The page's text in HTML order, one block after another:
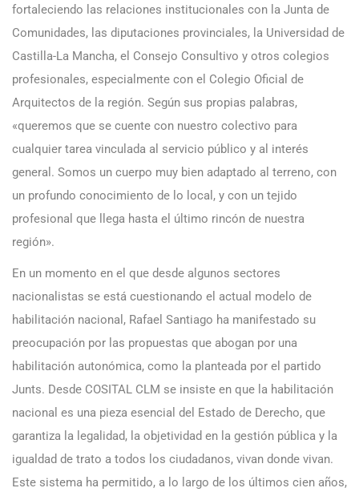
fortaleciendo las relaciones institucionales con la Junta de
Comunidades, las diputaciones provinciales, la Universidad de
Castilla-La Mancha, el Consejo Consultivo y otros colegios
profesionales, especialmente con el Colegio Oficial de
Arquitectos de la región. Según sus propias palabras,
«queremos que se cuente con nuestro colectivo para
cualquier tarea vinculada al servicio público y al interés
general. Somos un cuerpo muy bien adaptado al terreno, con
un profundo conocimiento de lo local, y con un tejido
profesional que llega hasta el último rincón de nuestra
región».
En un momento en el que desde algunos sectores
nacionalistas se está cuestionando el actual modelo de
habilitación nacional, Rafael Santiago ha manifestado su
preocupación por las propuestas que abogan por una
habilitación autonómica, como la planteada por el partido
Junts. Desde COSITAL CLM se insiste en que la habilitación
nacional es una pieza esencial del Estado de Derecho, que
garantiza la legalidad, la objetividad en la gestión pública y la
igualdad de trato a todos los ciudadanos, vivan donde vivan.
Este sistema ha permitido, a lo largo de los últimos cien años,